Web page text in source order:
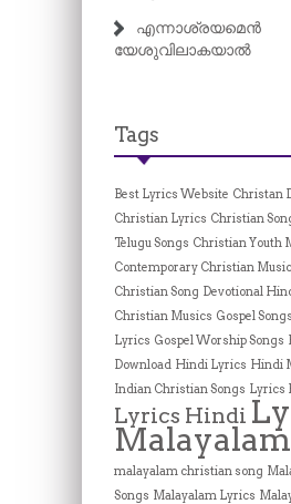
എന്നാശ്രയമെൻ
യേശുവിലാകയാൽ
Tags
Best Lyrics Website Christan
Christian Lyrics Christian
Telugu Songs Christian Youth
Contemporary Christian Music
Christian Song Devotional
Christian Musics Gospel Songs
Lyrics Gospel Worship Songs
Download Hindi Lyrics Hindi
Indian Christian Songs Lyrics
Lyrics Hindi
Malayalam
malayalam christian song
Songs Malayalam Lyrics